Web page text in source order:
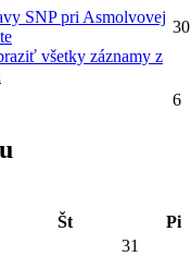
SNP pri Asmolvovej
všetky záznamy z
30
6
Št Pi
31